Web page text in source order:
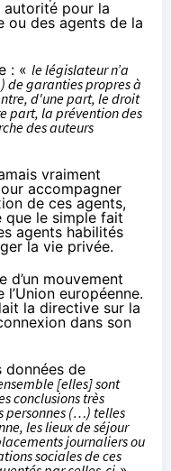
autorité pour la
ou des agents de la
: « le législateur n’a
de garanties propres à
d'une part, le droit
part, la prévention des
des auteurs
vraiment
accompagner
de ces agents,
que le simple fait
agents habilités
la vie privée.
d’un mouvement
européenne.
la directive sur la
dans son
données de
[elles] sont
conclusions très
personnes (…) telles
les lieux de séjour
journaliers ou
sociales de ces